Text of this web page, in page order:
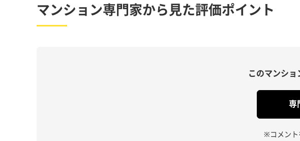
マンション専門家から見た評価ポイント
このマンショ
専
※コメント